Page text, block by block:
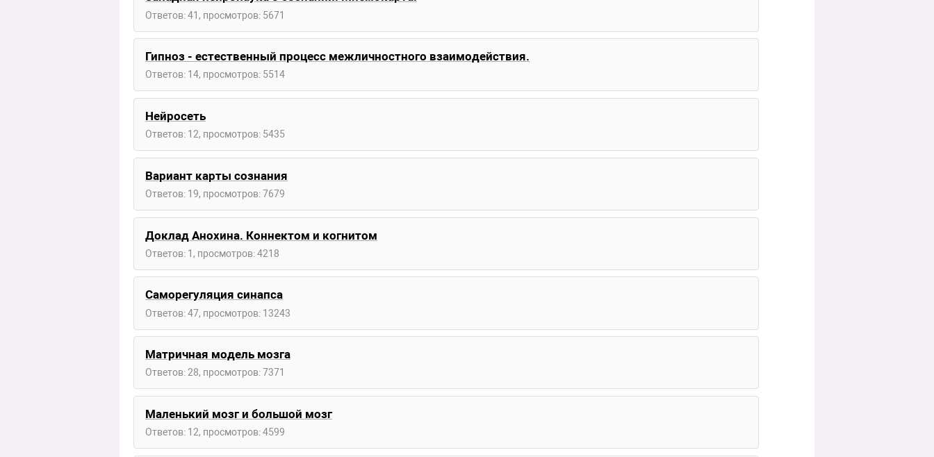
Ответов: 41, просмотров: 5671
Гипноз - естественный процесс межличностного взаимодействия.
Ответов: 14, просмотров: 5514
Нейросеть
Ответов: 12, просмотров: 5435
Вариант карты сознания
Ответов: 19, просмотров: 7679
Доклад Анохина. Коннектом и когнитом
Ответов: 1, просмотров: 4218
Саморегуляция синапса
Ответов: 47, просмотров: 13243
Матричная модель мозга
Ответов: 28, просмотров: 7371
Маленький мозг и большой мозг
Ответов: 12, просмотров: 4599